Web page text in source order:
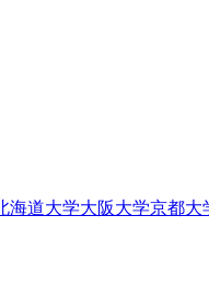
海道大学大阪大学京都大